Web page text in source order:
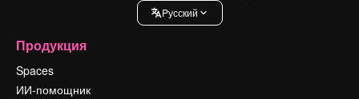
Pусский
Продукция
Spaces
ИИ-помощник